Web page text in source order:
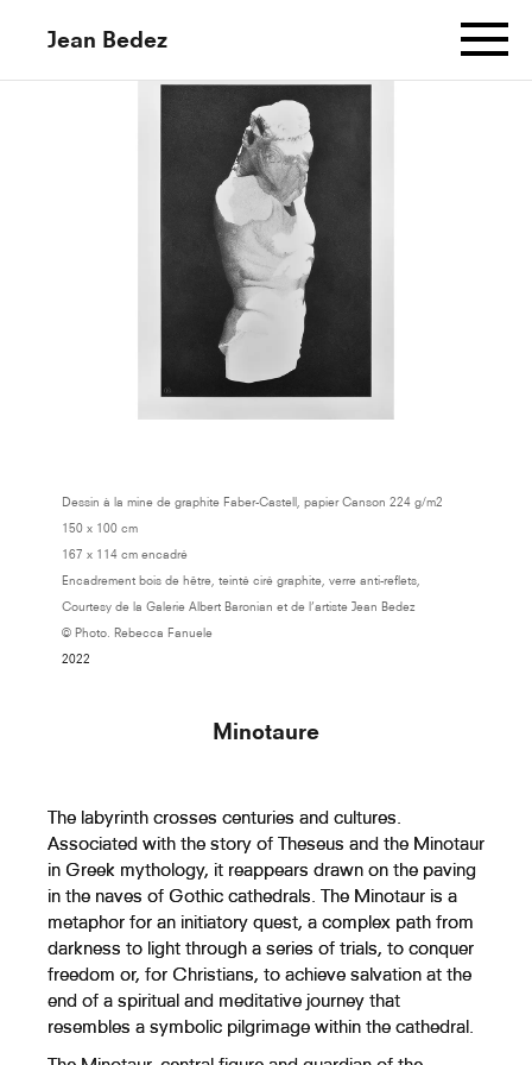
Dessin à la mine de graphite Faber-Castell, papier Canson 224 g/m2
150 x 100 cm
167 x 114 cm encadré
Encadrement bois de hêtre, teinté ciré graphite, verre anti-reflets,
Courtesy de la Galerie Albert Baronian et de l’artiste Jean Bedez
© Photo. Rebecca Fanuele
2022
Minotaure
The labyrinth crosses centuries and cultures.
Associated with the story of Theseus and the Minotaur
in Greek mythology, it reappears drawn on the paving
in the naves of Gothic cathedrals. The Minotaur is a
metaphor for an initiatory quest, a complex path from
darkness to light through a series of trials, to conquer
freedom or, for Christians, to achieve salvation at the
end of a spiritual and meditative journey that
resembles a symbolic pilgrimage within the cathedral.
Jean Bedez
Murmuration Aux Cent Sonnets
(Dessin Gauche)
(Dessin Central)
Murmuration Aux Cent Sonnets
Au Crépuscule Des Dieux
Au Crépuscule Des Dieux (
Labyrinthe De La Cathédrale De
Chartres)
Au Crépuscule Des Dieux
(Labyrinthe De La Cathédrale